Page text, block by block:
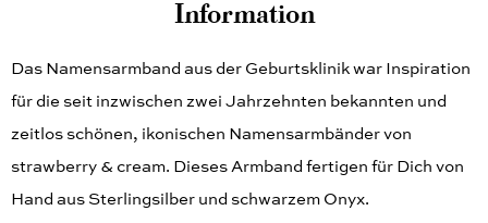
Information
Das Namensarmband aus der Geburtsklinik war Inspiration
für die seit inzwischen zwei Jahrzehnten bekannten und
zeitlos schönen, ikonischen Namensarmbänder von
strawberry & cream. Dieses Armband fertigen für Dich von
Hand aus Sterlingsilber und schwarzem Onyx.